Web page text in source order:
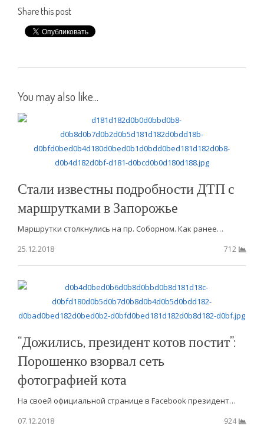
Share this post
You may also like...
Стали известны подробности ДТП с
маршрутками в Запорожье
Маршрутки столкнулись на пр. Соборном. Как ранее…
25.12.2018
712
“Дожились, президент котов постит”:
Порошенко взорвал сеть
фотографией кота
На своей официальной странице в Facebook президент…
07.12.2018
924